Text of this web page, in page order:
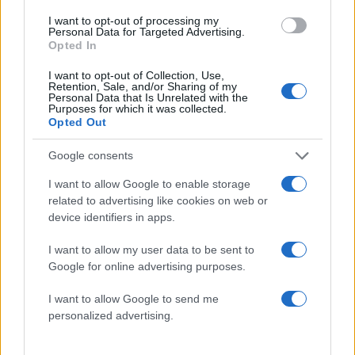
I want to opt-out of processing my
Personal Data for Targeted Advertising.
Opted In
I want to opt-out of Collection, Use,
Retention, Sale, and/or Sharing of my
Personal Data that Is Unrelated with the
Purposes for which it was collected.
Opted Out
Google consents
I want to allow Google to enable storage
related to advertising like cookies on web or
device identifiers in apps.
I want to allow my user data to be sent to
Google for online advertising purposes.
I want to allow Google to send me
personalized advertising.
Σχόλια
Σχολίασε εδώ
που θα αγγίξουν και 9
μποφόρ - Οι περιοχές που
ανησυχούν τους ειδικούς
είχα θρηνήσει το παιδί
– Η σπαρακτική